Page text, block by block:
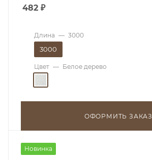
482 ₽
Длина — 3000
3000
Цвет — Белое дерево
ОФОРМИТЬ ЗАКАЗ
Новинка